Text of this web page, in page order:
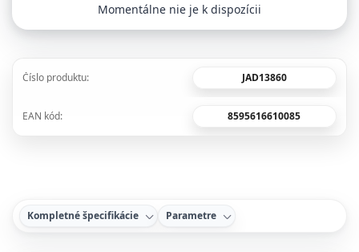
Momentálne nie je k dispozícii
Číslo produktu: JAD13860
EAN kód: 8595616610085
Kompletné špecifikácie Parametre